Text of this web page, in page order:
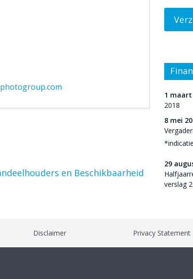
en Beschikbaarheid
1 maart
2018
8 mei
29
verslag
Disclaimer Privacy Statement